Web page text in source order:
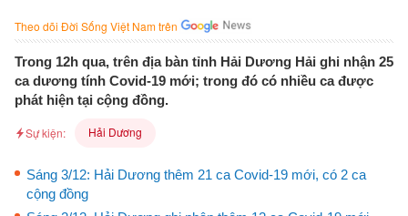
Theo dõi Đời Sống Việt Nam trên
Trong 12h qua, trên địa bàn tỉnh Hải Dương Hải ghi nhận 25
ca dương tính Covid-19 mới; trong đó có nhiều ca được
phát hiện tại cộng đồng.
Sự kiện: Hải Dương
Sáng 3/12: Hải Dương thêm 21 ca Covid-19 mới, có 2 ca
cộng đồng